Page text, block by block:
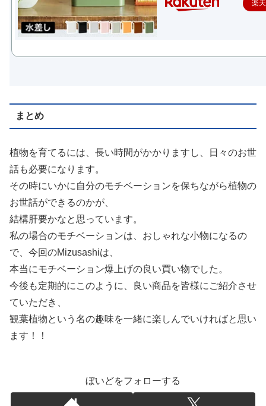
楽
まとめ
植物を育てるには、長い時間がかかりますし、日々のお世
話も必要になります。
その時にいかに自分のモチベーションを保ちながら植物の
お世話ができるのかが、
結構肝要かなと思っています。
私の場合のモチベーションは、おしゃれな小物になるの
で、今回のMizusashiは、
本当にモチベーション爆上げの良い買い物でした。
今後も定期的にこのように、良い商品を皆様にご紹介させ
ていただき、
観葉植物という名の趣味を一緒に楽しんでいければと思い
ます！！
ぼいどをフォローする